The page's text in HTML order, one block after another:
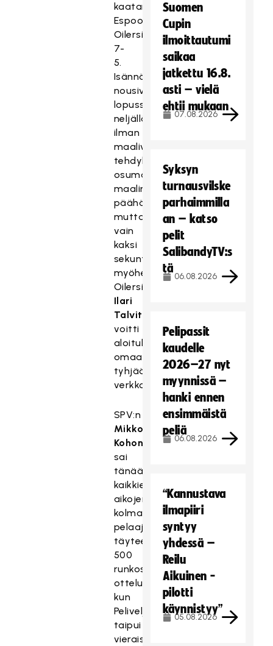
kaatamalla
Espoossa
Oilersin
7-
5.
Isännät
nousivat
lopussa
neljällä
ilman
maalivahtia
tehdyllä
osumalla
maalin
päähän,
mutta
vain
kaksi
sekuntia
myöhemmin
Oilersin
Ilari
Talvitie
voitti
aloituksen
omaan
tyhjään
verkkoon.
SPV:n
Mikko
Kohonen
sai
tänään
kaikkien
aikojen
kolmantena
pelaajana
täyteen
500
runkosarjan
ottelua,
kun
Peliveljet
taipui
vieraissa
Suomen
Cupin
ilmoittautumi
saikaa
jatkettu 16.8.
asti – vielä
ehtii mukaan
07.08.2026
Syksyn
turnausvilske
parhaimmilla
an – katso
pelit
SalibandyTV:s
tä
06.08.2026
Pelipassit
kaudelle
2026–27 nyt
myynnissä –
hanki ennen
ensimmäistä
peliä
06.08.2026
“Kannustava
ilmapiiri
syntyy
yhdessä –
Reilu
Aikuinen -
pilotti
käynnistyy”
05.08.2026